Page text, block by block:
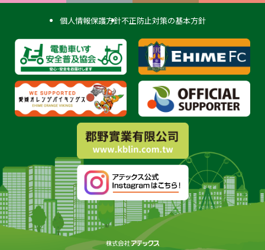
個人情報保護方針不正防止対策の基本方針